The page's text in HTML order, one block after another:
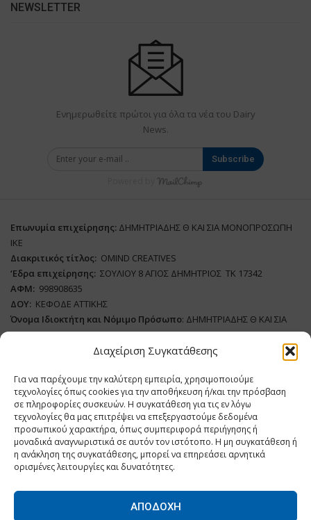
Διαχείριση Συγκατάθεσης
Για να παρέχουμε την καλύτερη εμπειρία, χρησιμοποιούμε
τεχνολογίες όπως cookies για την αποθήκευση ή/και την πρόσβαση
σε πληροφορίες συσκευών. Η συγκατάθεση για τις εν λόγω
τεχνολογίες θα μας επιτρέψει να επεξεργαστούμε δεδομένα
προσωπικού χαρακτήρα, όπως συμπεριφορά περιήγησης ή
μοναδικά αναγνωριστικά σε αυτόν τον ιστότοπο. Η μη συγκατάθεση ή
η ανάκληση της συγκατάθεσης, μπορεί να επηρεάσει αρνητικά
ορισμένες λειτουργίες και δυνατότητες.
ΑΠΟΔΟΧΉ
NEWSLETTER
Ενημερωθείτε πρώτοι για όλα τα νέα του Dairy
News.
Subscribe
Επωνυμία επιχείρησης: ΔΗΜΗΤΡΙΑΔΗΣ Θ ΚΑΙ ΣΙΑ ΜΟΝΟΠΡΟΣΩΠΗ
ΙΚΕ
Διακριτικός τίτλος: ΟΜΙΝD CREATIVES
‘Eδρα επιχείρησης: ΣΟΥΛΙΟΥ 8 ΑΓΙΟΣ ΔΗΜΗΤΡΙΟΣ ΤΚ 17342
ΑΦΜ: 998908635
ΔΟΥ: ΚΕΦΟΔΕ ΑΤΤΙΚΗΣ
Όνομα Ιδιοκτήτη και Νόμιμο Πρόσωπο: ΔΗΜΗΤΡΙΑΔΗΣ Θ ΚΑΙ ΣΙΑ
ΜΟΝΟΠΡΟΣΩΠΗ ΙΚΕ
Domain:www.dairynews.gr
Δικαιούχος Domain:ΔΗΜΗΤΡΙΑΔΗΣ Θ ΚΑΙ ΣΙΑ ΜΟΝΟΠΡΟΣΩΠΗ ΙΚΕ
Διευθυντής: ΕΥΘΥΜΙΑΤΟΥ ΜΑΡΙΑ
Διαχειριστής:ΕΥΘΥΜΙΑΤΟΥ ΜΑΡΙΑ
Δήλωση Συμμόρφωσης